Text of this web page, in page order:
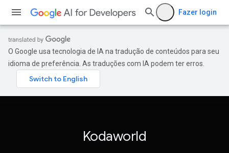
Fazer login
O Google usa tecnologia de IA na tradução de conteúdos para seu
idioma de preferência. As traduções com IA podem ter erros.
Kodaworld